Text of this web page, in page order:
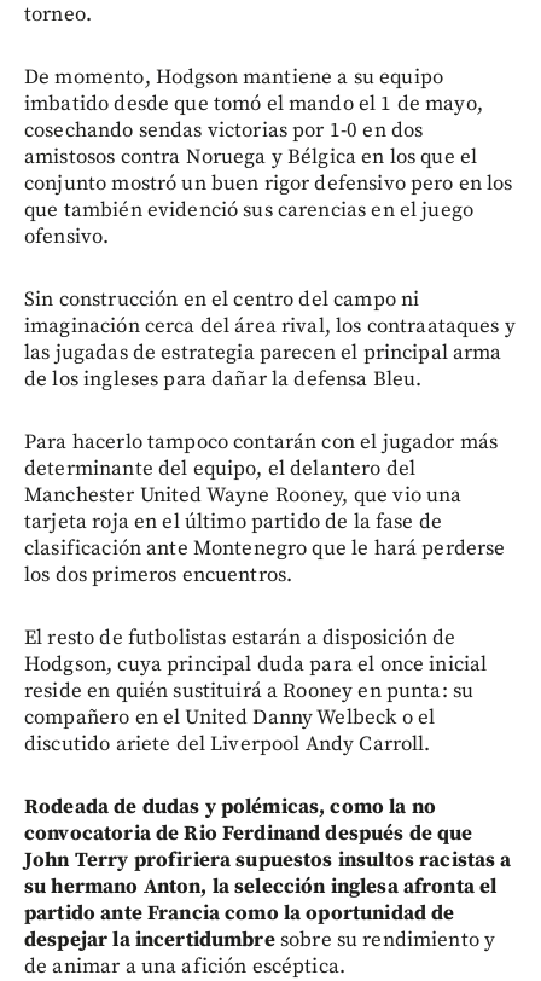
torneo.
De momento, Hodgson mantiene a su equipo
imbatido desde que tomó el mando el 1 de mayo,
cosechando sendas victorias por 1-0 en dos
amistosos contra Noruega y Bélgica en los que el
conjunto mostró un buen rigor defensivo pero en los
que también evidenció sus carencias en el juego
ofensivo.
Sin construcción en el centro del campo ni
imaginación cerca del área rival, los contraataques y
las jugadas de estrategia parecen el principal arma
de los ingleses para dañar la defensa Bleu.
Para hacerlo tampoco contarán con el jugador más
determinante del equipo, el delantero del
Manchester United Wayne Rooney, que vio una
tarjeta roja en el último partido de la fase de
clasificación ante Montenegro que le hará perderse
los dos primeros encuentros.
El resto de futbolistas estarán a disposición de
Hodgson, cuya principal duda para el once inicial
reside en quién sustituirá a Rooney en punta: su
compañero en el United Danny Welbeck o el
discutido ariete del Liverpool Andy Carroll.
Rodeada de dudas y polémicas, como la no
convocatoria de Rio Ferdinand después de que
John Terry profiriera supuestos insultos racistas a
su hermano Anton, la selección inglesa afronta el
partido ante Francia como la oportunidad de
despejar la incertidumbresobre su rendimiento y
de animar a una afición escéptica.